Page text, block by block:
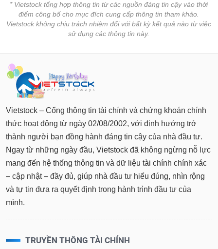
* Vietstock tổng hợp thông tin từ các nguồn đáng tin cậy vào thời
điểm công bố cho mục đích cung cấp thông tin tham khảo.
Vietstock không chịu trách nhiệm đối với bất kỳ kết quả nào từ việc
sử dụng các thông tin này.
Vietstock – Cổng thông tin tài chính và chứng khoán chính
thức hoạt động từ ngày 02/08/2002, với định hướng trở
thành người bạn đồng hành đáng tin cậy của nhà đầu tư.
Ngay từ những ngày đầu, Vietstock đã không ngừng nỗ lực
mang đến hệ thống thông tin và dữ liệu tài chính chính xác
– cập nhật – đầy đủ, giúp nhà đầu tư hiểu đúng, nhìn rộng
và tự tin đưa ra quyết định trong hành trình đầu tư của
mình.
TRUYỀN THÔNG TÀI CHÍNH